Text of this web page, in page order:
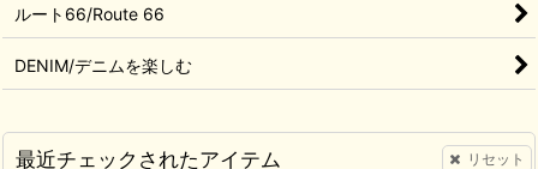
ルート66/Route 66
DENIM/デニムを楽しむ
最近チェックされたアイテム リセット